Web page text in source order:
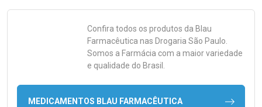
Confira todos os produtos da Blau
Farmacêutica nas Drogaria São Paulo.
Somos a Farmácia com a maior variedade
e qualidade do Brasil.
MEDICAMENTOS BLAU FARMACÊUTICA